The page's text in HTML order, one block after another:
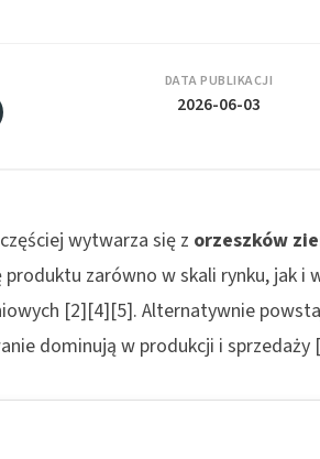
DATA PUBLIKACJI
2026-06-03
wytwarza się z orzeszków
produktu zarówno w skali rynku, jak i
[2][4][5]. Alternatywnie
dominują w produkcji i